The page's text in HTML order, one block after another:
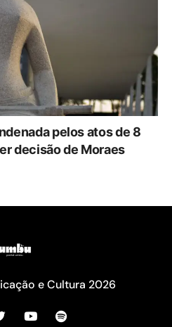
pelos atos de 8
decisão de Moraes
e Cultura 2026